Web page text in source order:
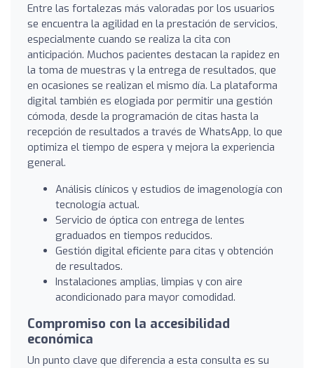
Entre las fortalezas más valoradas por los usuarios
se encuentra la agilidad en la prestación de servicios,
especialmente cuando se realiza la cita con
anticipación. Muchos pacientes destacan la rapidez en
la toma de muestras y la entrega de resultados, que
en ocasiones se realizan el mismo día. La plataforma
digital también es elogiada por permitir una gestión
cómoda, desde la programación de citas hasta la
recepción de resultados a través de WhatsApp, lo que
optimiza el tiempo de espera y mejora la experiencia
general.
Análisis clínicos y estudios de imagenología con
tecnología actual.
Servicio de óptica con entrega de lentes
graduados en tiempos reducidos.
Gestión digital eficiente para citas y obtención
de resultados.
Instalaciones amplias, limpias y con aire
acondicionado para mayor comodidad.
Compromiso con la accesibilidad
económica
Un punto clave que diferencia a esta consulta es su